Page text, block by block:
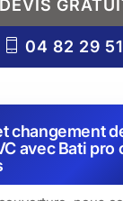
DEVIS
04 82 29
changement
avec Bati pro